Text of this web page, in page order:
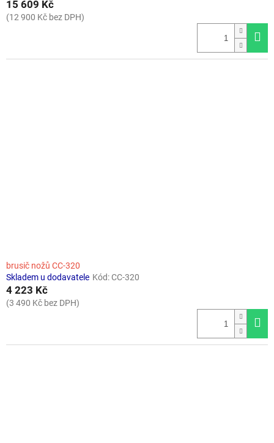
15 609 Kč
(12 900 Kč bez DPH)
brusič nožů CC-320
Skladem u dodavatele Kód:CC-320
4 223 Kč
(3 490 Kč bez DPH)